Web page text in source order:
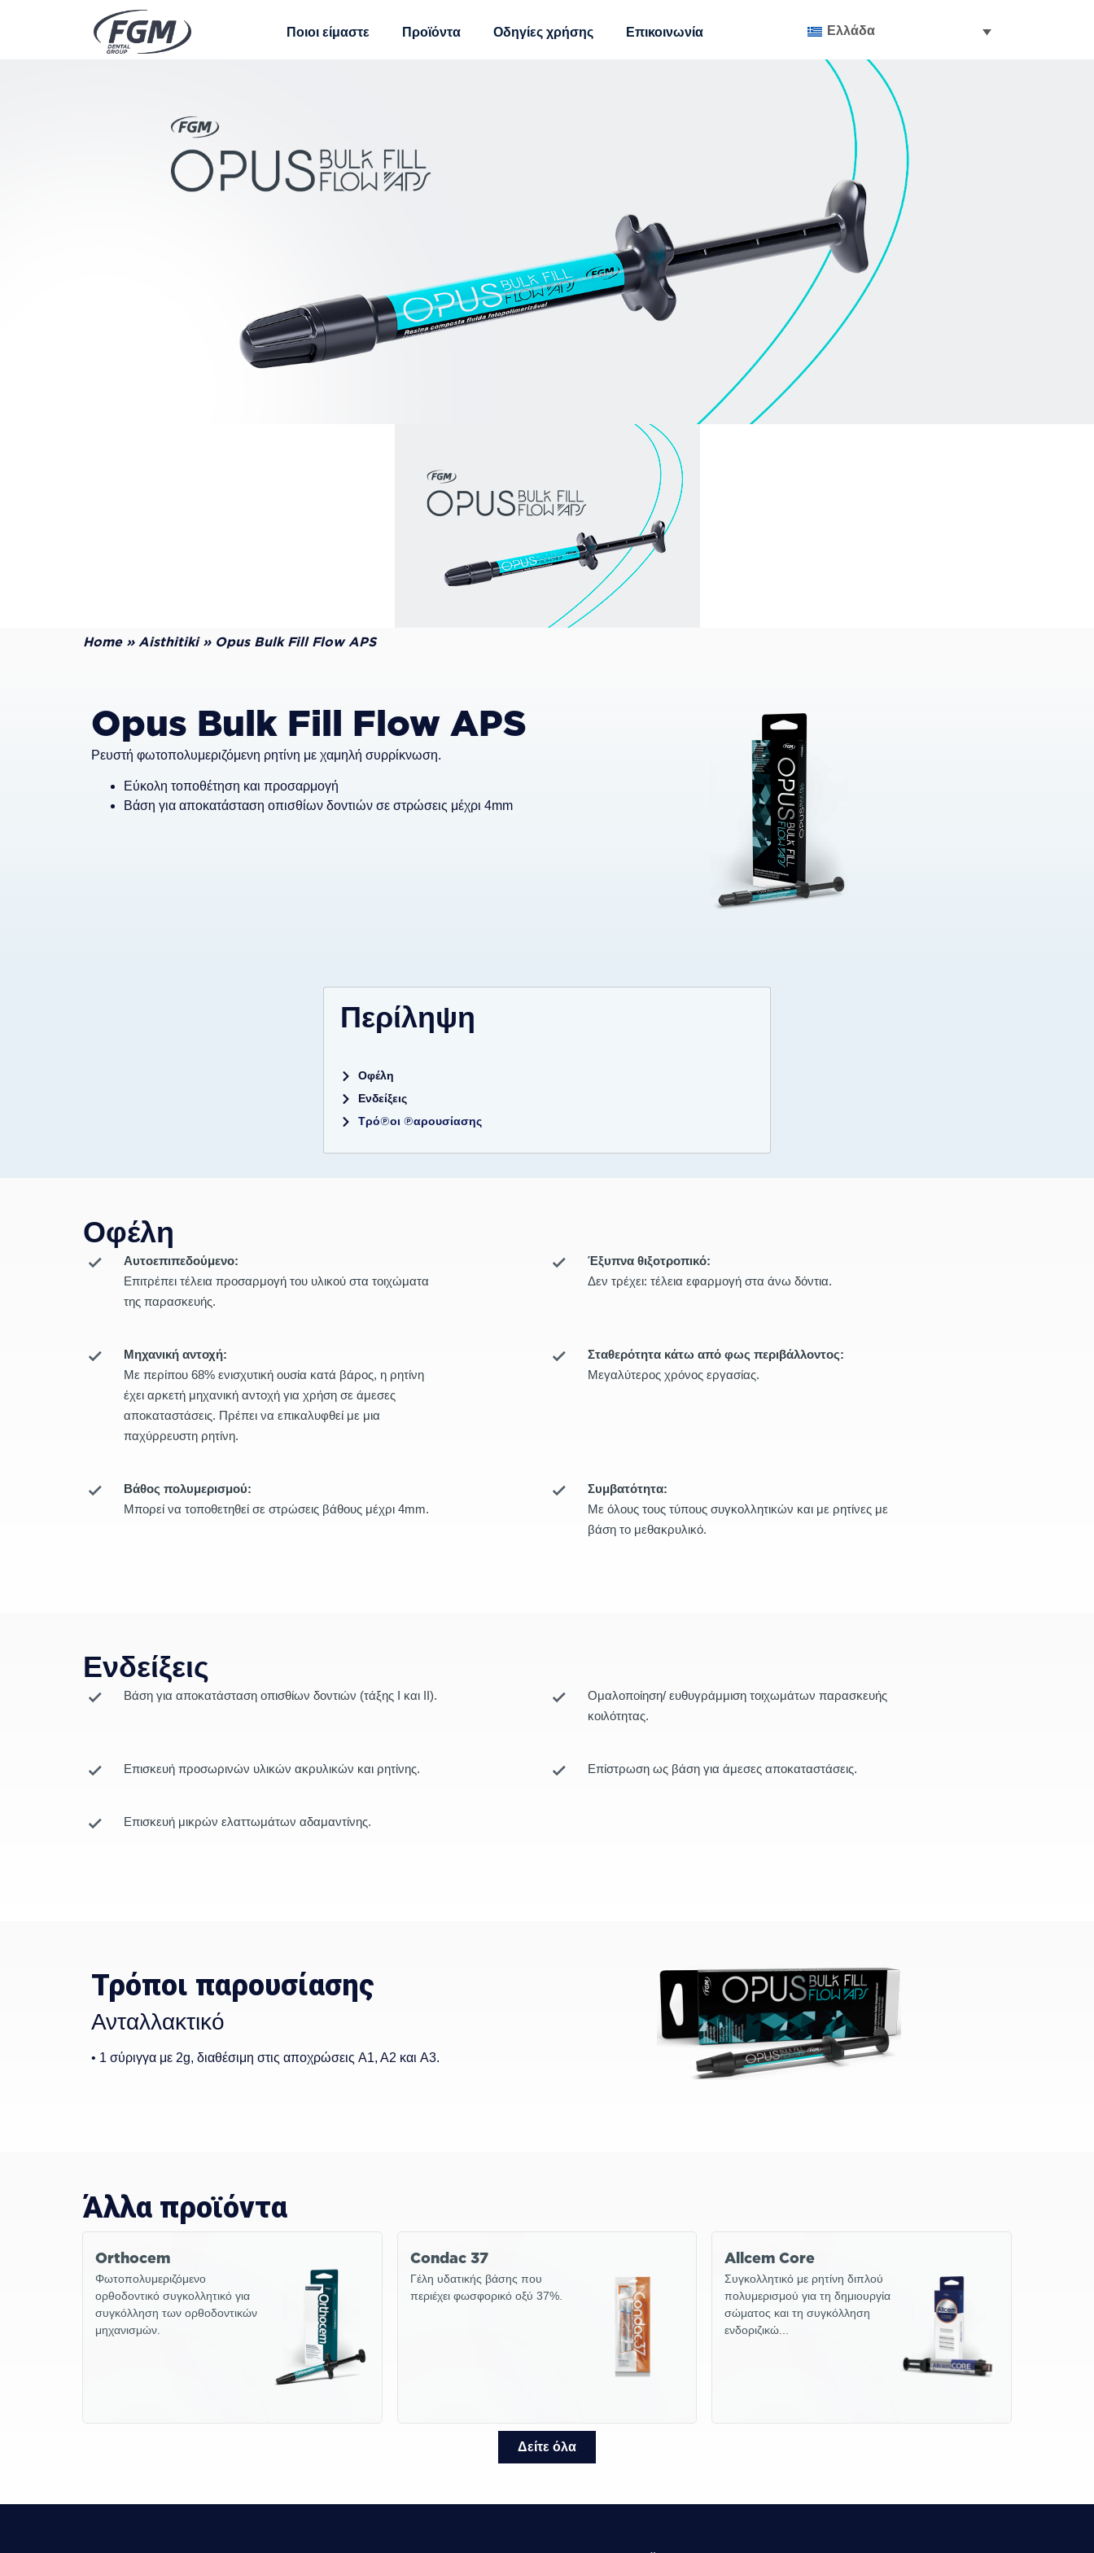
Ποιοι είμαστε Προϊόντα Οδηγίες χρήσης Επικοινωνία Ελλάδα
Home» Aisthitiki» Opus Bulk Fill Flow APS
Opus Bulk Fill Flow APS
Ρευστή φωτοπολυμεριζόμενη ρητίνη με χαμηλή συρρίκνωση.
Εύκολη τοποθέτηση και προσαρμογή
Βάση για αποκατάσταση οπισθίων δοντιών σε στρώσεις μέχρι 4mm
Περίληψη
Οφέλη
Ενδείξεις
Τρόποι παρουσίασης
Οφέλη
Αυτοεπιπεδούμενο:
Επιτρέπει τέλεια προσαρμογή του υλικού στα τοιχώματα
της παρασκευής.
Έξυπνα θιξοτροπικό:
Δεν τρέχει: τέλεια εφαρμογή στα άνω δόντια.
Μηχανική αντοχή:
Με περίπου 68% ενισχυτική ουσία κατά βάρος, η ρητίνη
έχει αρκετή μηχανική αντοχή για χρήση σε άμεσες
αποκαταστάσεις. Πρέπει να επικαλυφθεί με μια
παχύρρευστη ρητίνη.
Σταθερότητα κάτω από φως περιβάλλοντος:
Μεγαλύτερος χρόνος εργασίας.
Βάθος πολυμερισμού:
Μπορεί να τοποθετηθεί σε στρώσεις βάθους μέχρι 4mm.
Συμβατότητα:
Με όλους τους τύπους συγκολλητικών και με ρητίνες με
βάση το μεθακρυλικό.
Ενδείξεις
Βάση για αποκατάσταση οπισθίων δοντιών (τάξης Ι και ΙΙ).
Ομαλοποίηση/ ευθυγράμμιση τοιχωμάτων παρασκευής
κοιλότητας.
Επισκευή προσωρινών υλικών ακρυλικών και ρητίνης. Επίστρωση ως βάση για άμεσες αποκαταστάσεις.
Επισκευή μικρών ελαττωμάτων αδαμαντίνης.
Τρόποι παρουσίασης
Ανταλλακτικό
• 1 σύριγγα με 2g, διαθέσιμη στις αποχρώσεις A1, A2 και A3.
Άλλα προϊόντα
Orthocem
Φωτοπολυμεριζόμενο
ορθοδοντικό συγκολλητικό για
συγκόλληση των ορθοδοντικών
μηχανισμών.
Condac 37
Γέλη υδατικής βάσης που
περιέχει φωσφορικό οξύ 37%.
Allcem Core
Συγκολλητικό με ρητίνη διπλού
πολυμερισμού για τη δημιουργία
σώματος και τη συγκόλληση
ενδοριζικώ...
Δείτε όλα